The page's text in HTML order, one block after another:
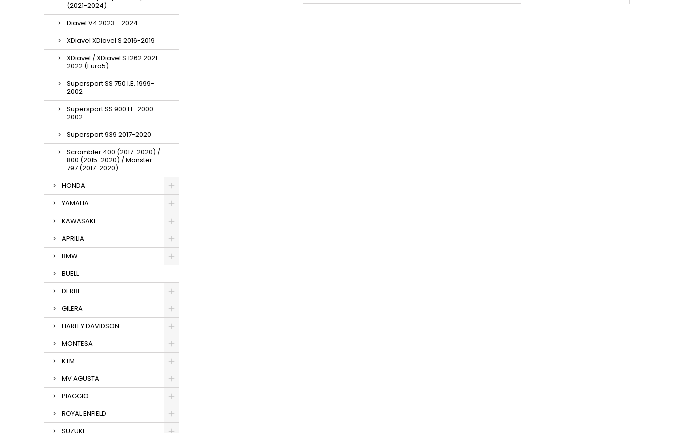
(2021-2024)
Diavel V4 2023 - 2024
XDiavel XDiavel S 2016-2019
XDiavel / XDiavel S 1262 2021-
2022 (Euro5)
Supersport SS 750 I.E. 1999-
2002
Supersport SS 900 I.E. 2000-
2002
Supersport 939 2017-2020
Scrambler 400 (2017-2020) /
800 (2015-2020) / Monster
797 (2017-2020)
HONDA
YAMAHA
KAWASAKI
APRILIA
BMW
BUELL
DERBI
GILERA
HARLEY DAVIDSON
MONTESA
KTM
MV AGUSTA
PIAGGIO
ROYAL ENFIELD